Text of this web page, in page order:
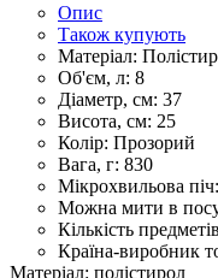
Опис
Також купують
Матеріал:
Об'єм, л: 8
Діаметр, см: 37
Висота, см: 25
Колір: Прозорий
Вага, г: 830
Мікрохвильова піч:
Можна мити в
Кількість
Країна-виробник
Матеріал: полістирол